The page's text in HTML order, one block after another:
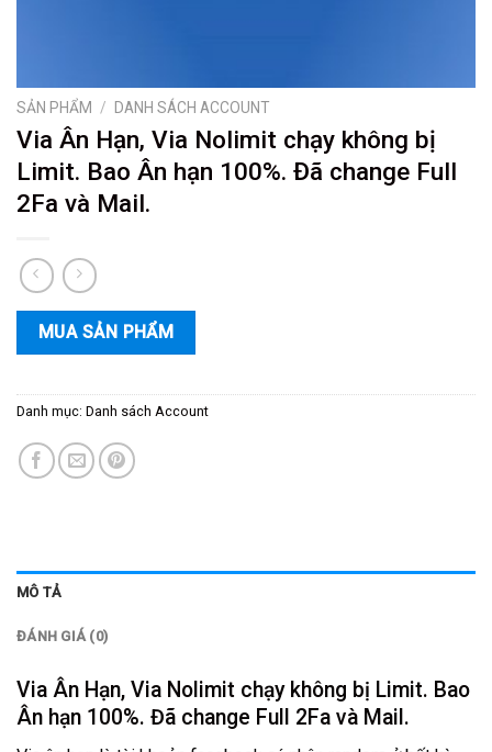
SẢN PHẨM / DANH SÁCH ACCOUNT
Via Ân Hạn, Via Nolimit chạy không bị
Limit. Bao Ân hạn 100%. Đã change Full
2Fa và Mail.
MUA SẢN PHẨM
Danh mục: Danh sách Account
MÔ TẢ
ĐÁNH GIÁ (0)
Via Ân Hạn, Via Nolimit chạy không bị Limit. Bao
Ân hạn 100%. Đã change Full 2Fa và Mail.